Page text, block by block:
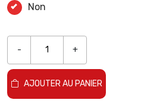
Non
- +
AJOUTER AU PANIER